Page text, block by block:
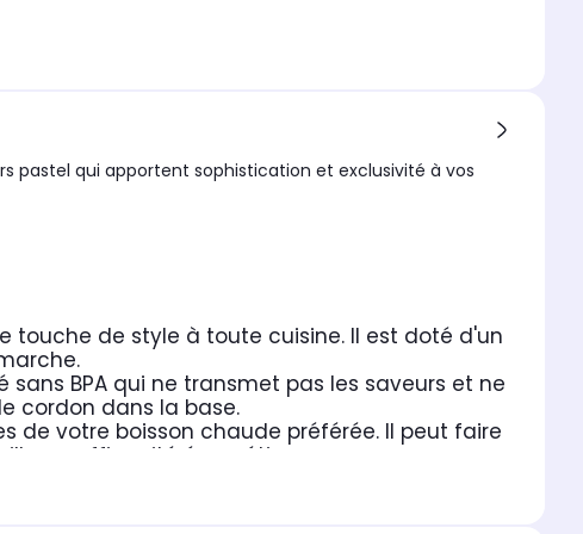
pastel qui apportent sophistication et exclusivité à vos
touche de style à toute cuisine. Il est doté d'un
BPA qui ne transmet pas les saveurs et ne
cordon dans la base.
de votre boisson chaude préférée. Il peut faire
efficacité énergétique.
caché en acier inoxydable ne transmet pas les
la corrosion.